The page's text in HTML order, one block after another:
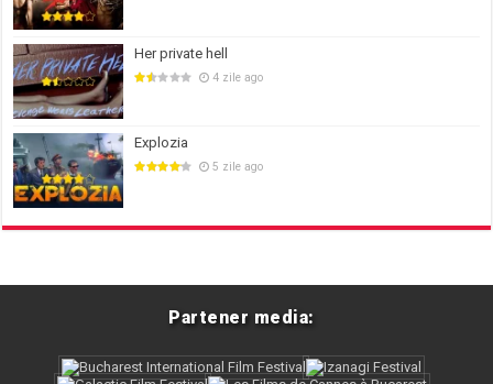
Her private hell
4 zile ago
Explozia
5 zile ago
Partener media: